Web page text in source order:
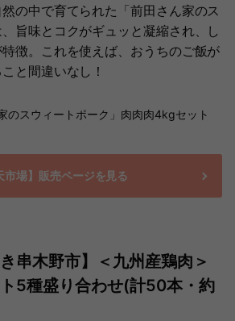
の中で育てられた「前田さん家のス
旨味とコクがギュッと凝縮され、し
徴。これを使えば、おうちのご飯が
と間違いなし！
のスウィートポーク」肉肉肉4kgセット
市場】販売ページを見る
串木野市】＜九州産鶏肉＞
5種盛り合わせ(計50本・約